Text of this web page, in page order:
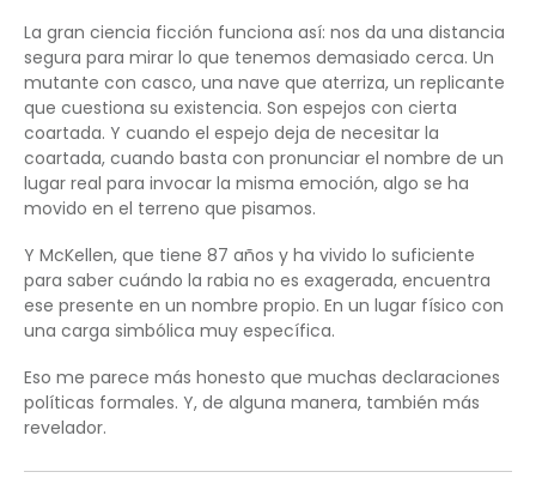
La gran ciencia ficción funciona así: nos da una distancia
segura para mirar lo que tenemos demasiado cerca. Un
mutante con casco, una nave que aterriza, un replicante
que cuestiona su existencia. Son espejos con cierta
coartada. Y cuando el espejo deja de necesitar la
coartada, cuando basta con pronunciar el nombre de un
lugar real para invocar la misma emoción, algo se ha
movido en el terreno que pisamos.
Y McKellen, que tiene 87 años y ha vivido lo suficiente
para saber cuándo la rabia no es exagerada, encuentra
ese presente en un nombre propio. En un lugar físico con
una carga simbólica muy específica.
Eso me parece más honesto que muchas declaraciones
políticas formales. Y, de alguna manera, también más
revelador.